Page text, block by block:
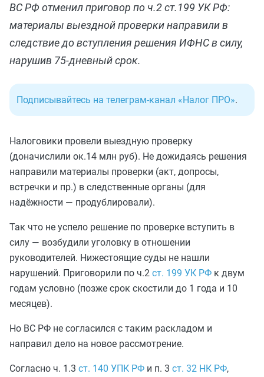
ВС РФ отменил приговор по ч.2 ст.199 УК РФ:
материалы выездной проверки направили в
следствие до вступления решения ИФНС в силу,
нарушив 75-дневный срок.
Подписывайтесь на телеграм-канал «Налог ПРО».
Налоговики провели выездную проверку
(доначислили ок.14 млн руб). Не дожидаясь решения
направили материалы проверки (акт, допросы,
встречки и пр.) в следственные органы (для
надёжности — продублировали).
Так что не успело решение по проверке вступить в
силу — возбудили уголовку в отношении
руководителей. Нижестоящие суды не нашли
нарушений. Приговорили по ч.2 ст. 199 УК РФ к двум
годам условно (позже срок скостили до 1 года и 10
месяцев).
Но ВС РФ не согласился с таким раскладом и
направил дело на новое рассмотрение.
Согласно ч. 1.3 ст. 140 УПК РФ и п. 3 ст. 32 НК РФ,